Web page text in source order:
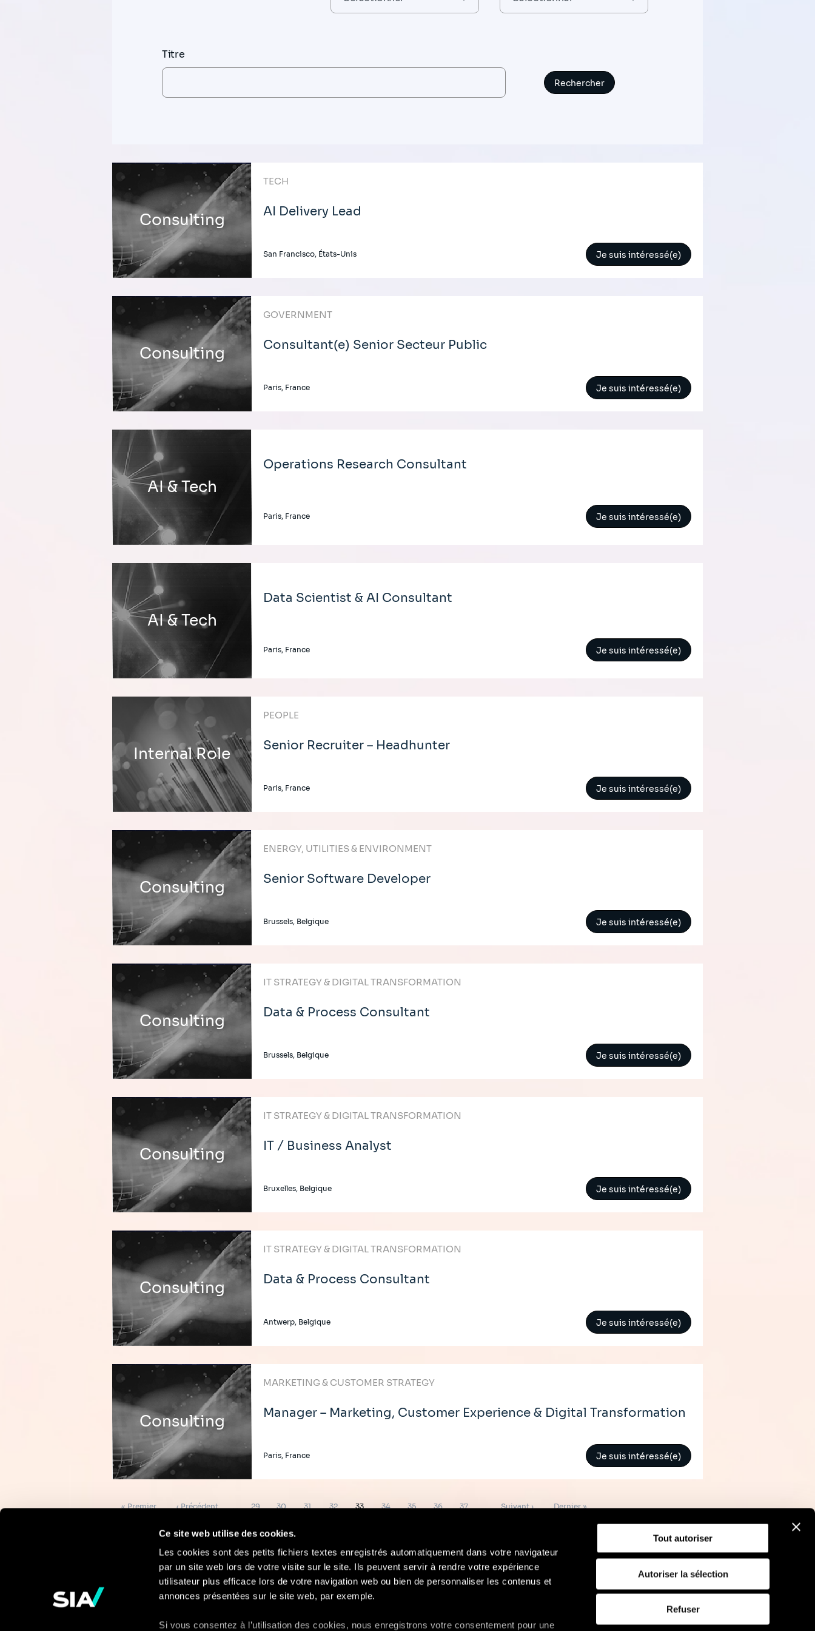
Ce site web utilise des cookies.
Les cookies sont des petits fichiers textes enregistrés automatiquement dans votre navigateur
par un site web lors de votre visite sur le site. Ils peuvent servir à rendre votre expérience
utilisateur plus efficace lors de votre navigation web ou bien de personnaliser les contenus et
annonces présentées sur le site web, par exemple.
Si vous consentez à l’utilisation des cookies, nous enregistrons votre consentement pour une
Tout autoriser
Autoriser la sélection
Refuser
Titre
Consulting
TECH
AI Delivery Lead
San Francisco, États-Unis Je suis intéressé(e)
Consulting
GOVERNMENT
Consultant(e) Senior Secteur Public
Paris, France Je suis intéressé(e)
AI & Tech
Operations Research Consultant
Paris, France Je suis intéressé(e)
AI & Tech
Data Scientist & AI Consultant
Paris, France Je suis intéressé(e)
Internal Role
PEOPLE
Senior Recruiter – Headhunter
Paris, France Je suis intéressé(e)
Consulting
ENERGY, UTILITIES & ENVIRONMENT
Senior Software Developer
Brussels, Belgique Je suis intéressé(e)
Consulting
IT STRATEGY & DIGITAL TRANSFORMATION
Data & Process Consultant
Brussels, Belgique Je suis intéressé(e)
Consulting
IT STRATEGY & DIGITAL TRANSFORMATION
IT / Business Analyst
Bruxelles, Belgique Je suis intéressé(e)
Consulting
IT STRATEGY & DIGITAL TRANSFORMATION
Data & Process Consultant
Antwerp, Belgique Je suis intéressé(e)
Consulting
MARKETING & CUSTOMER STRATEGY
Manager – Marketing, Customer Experience & Digital Transformation
Paris, France Je suis intéressé(e)
Première
« Premier
Page
‹ Précédent … Page
29 Page
30 Page
31 Page
32 Page
33 Page
34 Page
35 Page
36 Page
37 …
Page
Suivant ›
Dernière
Dernier »
Pour en savoir
plus
Contact Mentions Légales Politique d'utilisation des cookies